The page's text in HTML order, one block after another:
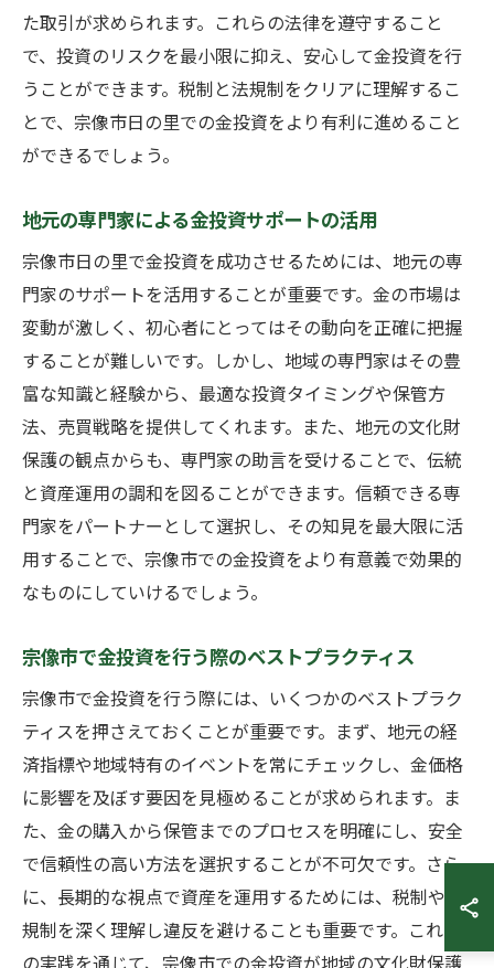
た取引が求められます。これらの法律を遵守すること
で、投資のリスクを最小限に抑え、安心して金投資を行
うことができます。税制と法規制をクリアに理解するこ
とで、宗像市日の里での金投資をより有利に進めること
ができるでしょう。
地元の専門家による金投資サポートの活用
宗像市日の里で金投資を成功させるためには、地元の専
門家のサポートを活用することが重要です。金の市場は
変動が激しく、初心者にとってはその動向を正確に把握
することが難しいです。しかし、地域の専門家はその豊
富な知識と経験から、最適な投資タイミングや保管方
法、売買戦略を提供してくれます。また、地元の文化財
保護の観点からも、専門家の助言を受けることで、伝統
と資産運用の調和を図ることができます。信頼できる専
門家をパートナーとして選択し、その知見を最大限に活
用することで、宗像市での金投資をより有意義で効果的
なものにしていけるでしょう。
宗像市で金投資を行う際のベストプラクティス
宗像市で金投資を行う際には、いくつかのベストプラク
ティスを押さえておくことが重要です。まず、地元の経
済指標や地域特有のイベントを常にチェックし、金価格
に影響を及ぼす要因を見極めることが求められます。ま
た、金の購入から保管までのプロセスを明確にし、安全
で信頼性の高い方法を選択することが不可欠です。さら
に、長期的な視点で資産を運用するためには、税制や法
規制を深く理解し違反を避けることも重要です。これら
の実践を通じて、宗像市での金投資が地域の文化財保護